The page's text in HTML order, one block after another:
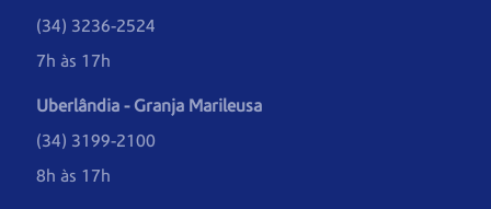
(34) 3236-2524
7h às 17h
Uberlândia - Granja Marileusa
(34) 3199-2100
8h às 17h